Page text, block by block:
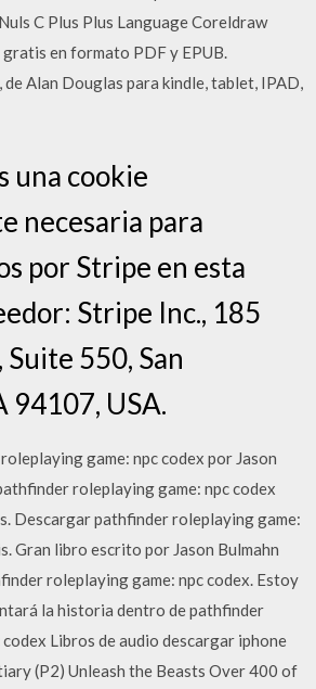
C Plus Plus Language Coreldraw
en formato PDF y EPUB.
Alan Douglas para kindle, tablet, IPAD,
una cookie
necesaria para
por Stripe en esta
Stripe Inc., 185
550, San
94107, USA.
game: npc codex por Jason
roleplaying game: npc codex
Descargar pathfinder roleplaying game:
Gran libro escrito por Jason Bulmahn
roleplaying game: npc codex. Estoy
la historia dentro de pathfinder
Libros de audio descargar iphone
(P2) Unleash the Beasts Over 400 of